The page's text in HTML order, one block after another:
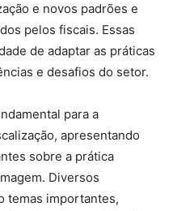
e novos padrões e
pelos fiscais. Essas
de adaptar as práticas
e desafios do setor.
para a
apresentando
sobre a prática
Diversos
temas importantes,